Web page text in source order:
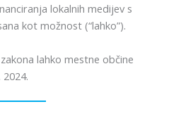
lokalnih medijev s
kot možnost (“lahko”).
lahko mestne občine